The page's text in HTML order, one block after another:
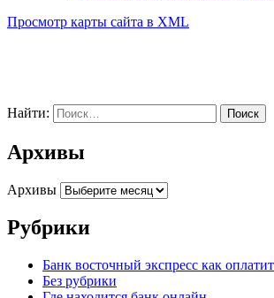
Просмотр карты сайта в XML
Найти:
Архивы
Архивы
Рубрики
Банк восточный экспресс как
Без рубрики